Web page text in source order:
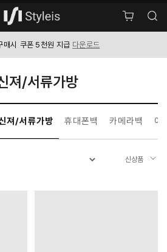
시 쿠폰 5천원 지급 다운로드
져/서류가방
져/서류가방 휴대폰백 카메라백 여